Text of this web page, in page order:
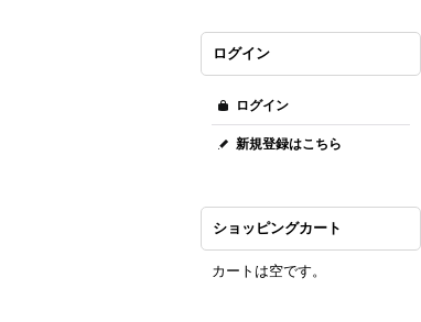
ログイン
ログイン
新規登録はこちら
ショッピングカート
カートは空です。